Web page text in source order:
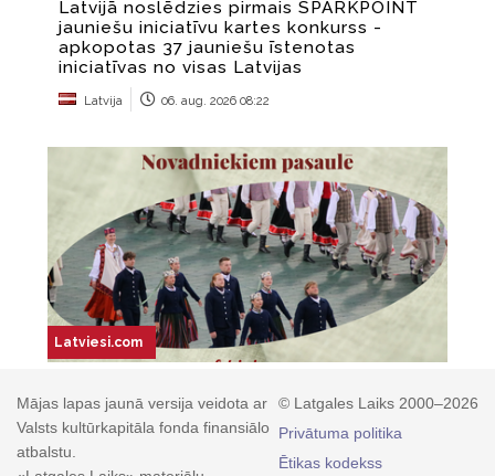
© Latgales Laiks 2000–2026
Privātuma politika
Ētikas kodekss
Mājas lapas jaunā versija veidota ar
Valsts kultūrkapitāla fonda finansiālo
atbalstu.